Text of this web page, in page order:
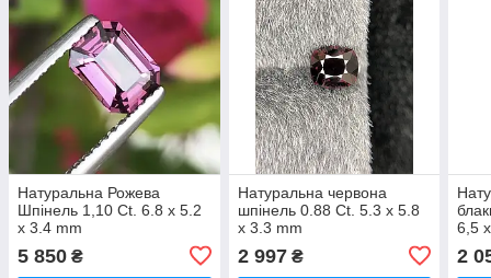
Натуральна Рожева
Шпінель 1,10 Ct. 6.8 x 5.2
x 3.4 mm
5 850 ₴
Натуральна червона
шпінель 0.88 Ct. 5.3 x 5.8
x 3.3 mm
2 997₴
6,5
2